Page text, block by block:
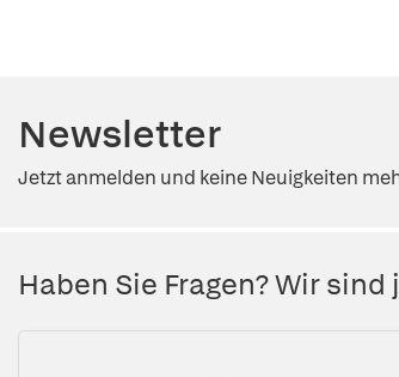
Newsletter
Jetzt anmelden und keine Neuigkeiten
Haben Sie Fragen? Wir